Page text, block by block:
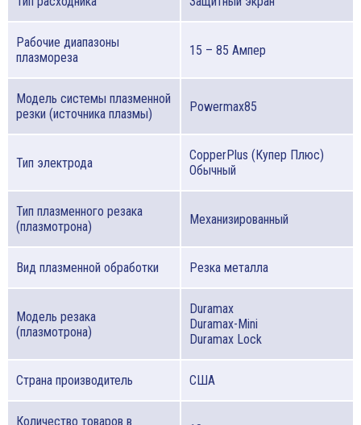
Рабочие диапазоны
плазмореза
15 – 85 Ампер
Модель системы плазменной
резки (источника плазмы)
Powermax85
Тип электрода
CopperPlus (Купер Плюс)
Обычный
Тип плазменного резака
(плазмотрона)
Механизированный
Вид плазменной обработки Резка металла
Модель резака
(плазмотрона)
Duramax
Duramax-Mini
Duramax Lock
Страна производитель США
Количество товаров в